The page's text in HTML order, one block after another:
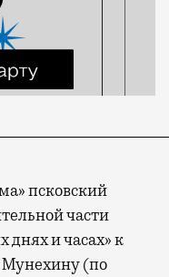
псковский
части
днях и часах» к
Мунехину (по